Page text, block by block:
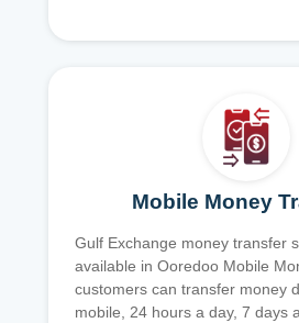
Mobile Money
Gulf Exchange money transfer
available in Ooredoo Mobile
customers can transfer money
mobile, 24 hours a day, 7 days